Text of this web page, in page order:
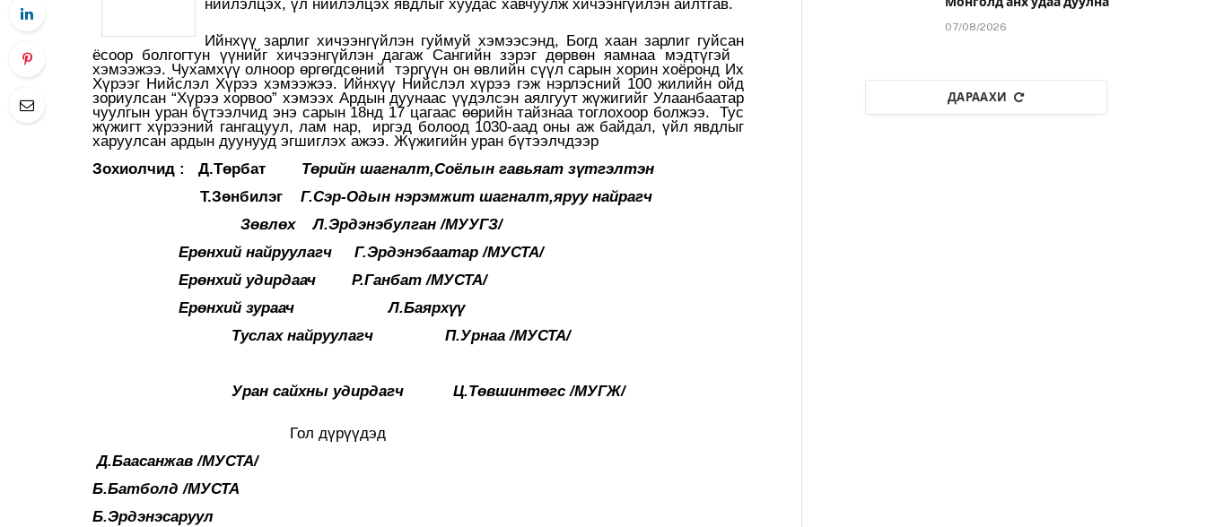
нийлэлцэх, үл нийлэлцэх явдлыг хуудас хавчуулж хичээнгүйлэн айлтгав.
Ийнхүү зарлиг хичээнгүйлэн гуймуй хэмээсэнд, Богд хаан зарлиг гуйсан
ёсоор болгогтун үүнийг хичээнгүйлэн дагаж Сангийн зэрэг дөрвөн яамнаа мэдтүгэй
хэмээжээ. Чухамхүү олноор өргөгдсөний тэргүүн он өвлийн сүүл сарын хорин хоёронд Их
Хүрээг Нийслэл Хүрээ хэмээжээ. Ийнхүү Нийслэл хүрээ гэж нэрлэсний 100 жилийн ойд
зориулсан “Хүрээ хорвоо” хэмээх Ардын дуунаас үүдэлсэн аялгуут жүжигийг Улаанбаатар
чуулгын уран бүтээлчид энэ сарын 18нд 17 цагаас өөрийн тайзнаа тоглохоор болжээ. Тус
жүжигт хүрээний гангацуул, лам нар, иргэд болоод 1030-аад оны аж байдал, үйл явдлыг
харуулсан ардын дуунууд эгшиглэх ажээ. Жүжигийн уран бүтээлчдээр
Зохиолчид : Д.Төрбат
Төрийн шагналт,Соёлын гавьяат зүтгэлтэн
Т.Зөнбилэг
Г.Сэр-Одын нэрэмжит шагналт,яруу найрагч
Зөвлөх Л.Эрдэнэбулган /МУУГЗ/
Ерөнхий найруулагч Г.Эрдэнэбаатар /МУСТА/
Ерөнхий удирдаач Р.Ганбат /МУСТА/
Ерөнхий зураач Л.Баярхүү
Туслах найруулагч П.Урнаа /МУСТА/
Уран сайхны удирдагч Ц.Төвшинтөгс /МУГЖ/
Гол дүрүүдэд
Д.Баасанжав /МУСТА/
Б.Батболд /МУСТА
Б.Эрдэнэсаруул
07/08/2026
ДАРААХИ